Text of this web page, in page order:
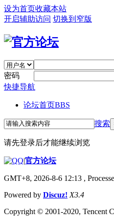
设为首页收藏本站
开启辅助访问 切换到窄版
密码
快捷导航
论坛首页BBS
搜索
请先登录后才能继续浏览
|官方论坛
GMT+8, 2026-8-6 12:13 ,
Powered by Discuz! X3.4
Copyright © 2001-2020, Tencent